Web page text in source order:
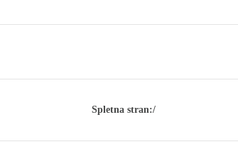
Spletna stran:/